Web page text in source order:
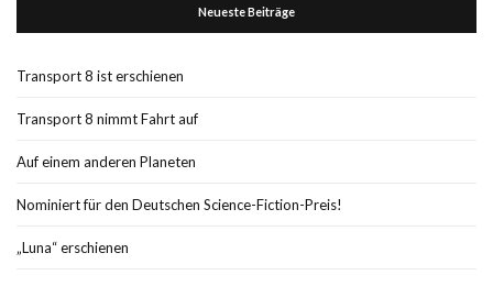
Neueste Beiträge
Transport 8 ist erschienen
Transport 8 nimmt Fahrt auf
Auf einem anderen Planeten
Nominiert für den Deutschen Science-Fiction-Preis!
„Luna“ erschienen